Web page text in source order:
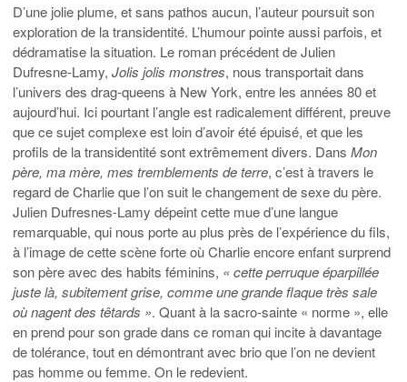
D’une jolie plume, et sans pathos aucun, l’auteur poursuit son
exploration de la transidentité. L’humour pointe aussi parfois, et
dédramatise la situation. Le roman précédent de Julien
Dufresne-Lamy, Jolis jolis monstres, nous transportait dans
l’univers des drag-queens à New York, entre les années 80 et
aujourd’hui. Ici pourtant l’angle est radicalement différent, preuve
que ce sujet complexe est loin d’avoir été épuisé, et que les
profils de la transidentité sont extrêmement divers. Dans Mon
père, ma mère, mes tremblements de terre, c’est à travers le
regard de Charlie que l’on suit le changement de sexe du père.
Julien Dufresnes-Lamy dépeint cette mue d’une langue
remarquable, qui nous porte au plus près de l’expérience du fils,
à l’image de cette scène forte où Charlie encore enfant surprend
son père avec des habits féminins, « cette perruque éparpillée
juste là, subitement grise, comme une grande flaque très sale
où nagent des têtards ». Quant à la sacro-sainte « norme », elle
en prend pour son grade dans ce roman qui incite à davantage
de tolérance, tout en démontrant avec brio que l’on ne devient
pas homme ou femme. On le redevient.